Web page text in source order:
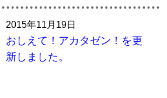
2015年11月19日
おしえて！アカタゼン！を更
新しました。